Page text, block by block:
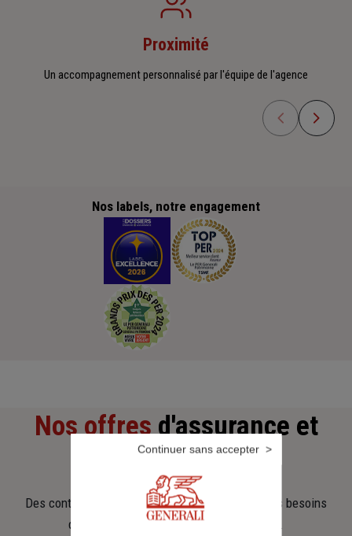
Proximité
Un accompagnement personnalisé par l'équipe de l'agence
Nos labels, notre engagement
Nos offresd'assurance et
d'épargne
Des contrats clairs et flexibles pour sécuriser vos besoins
d’aujourd’hui et anticiper ceux de demain.
Continuer sans accepter